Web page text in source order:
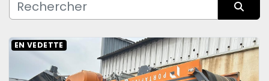
Fabricant
Condition
EN VEDETTE